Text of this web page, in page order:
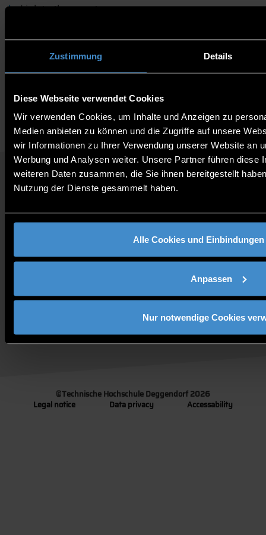
Zustimmung Details
Diese Webseite verwendet Cookies
Wir verwenden Cookies, um Inhalte und Anzeigen zu
Medien anbieten zu können und die Zugriffe auf unsere
wir Informationen zu Ihrer Verwendung unserer Website an
Werbung und Analysen weiter. Unsere Partner führen diese
weiteren Daten zusammen, die Sie ihnen bereitgestellt
Nutzung der Dienste gesammelt haben.
Alle Cookies und
Anpassen
Nur notwendige Cookies
Link to the event
Potential students
QUICKLINKS
JOBS AT DIT
CONTACT
DIRECTIONS
©Technische Hochschule Deggendorf 2026
Legal notice
Data privacy Accessability